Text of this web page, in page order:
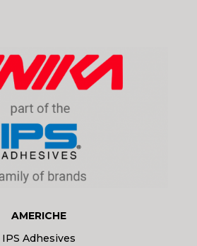
AMERICHE
IPS Adhesives